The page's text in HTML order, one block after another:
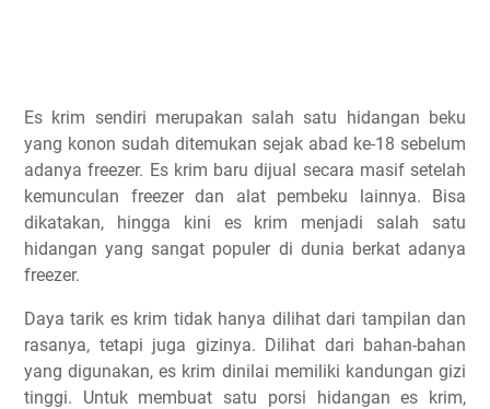
Es krim sendiri merupakan salah satu hidangan beku
yang konon sudah ditemukan sejak abad ke-18 sebelum
adanya freezer. Es krim baru dijual secara masif setelah
kemunculan freezer dan alat pembeku lainnya. Bisa
dikatakan, hingga kini es krim menjadi salah satu
hidangan yang sangat populer di dunia berkat adanya
freezer.
Daya tarik es krim tidak hanya dilihat dari tampilan dan
rasanya, tetapi juga gizinya. Dilihat dari bahan-bahan
yang digunakan, es krim dinilai memiliki kandungan gizi
tinggi. Untuk membuat satu porsi hidangan es krim,